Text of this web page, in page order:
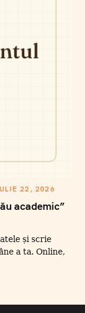
22, 2026
academic”
și scrie
a ta. Online,